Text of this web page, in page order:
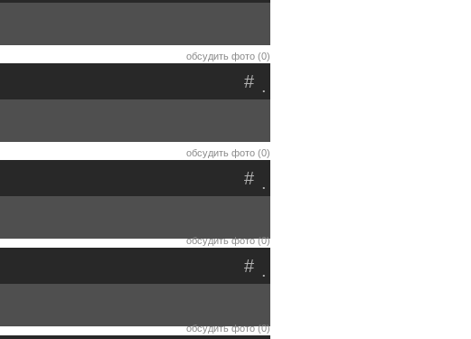
обсудить фото (0)
.
#
обсудить фото (0)
.
#
обсудить фото (0)
.
#
обсудить фото (0)